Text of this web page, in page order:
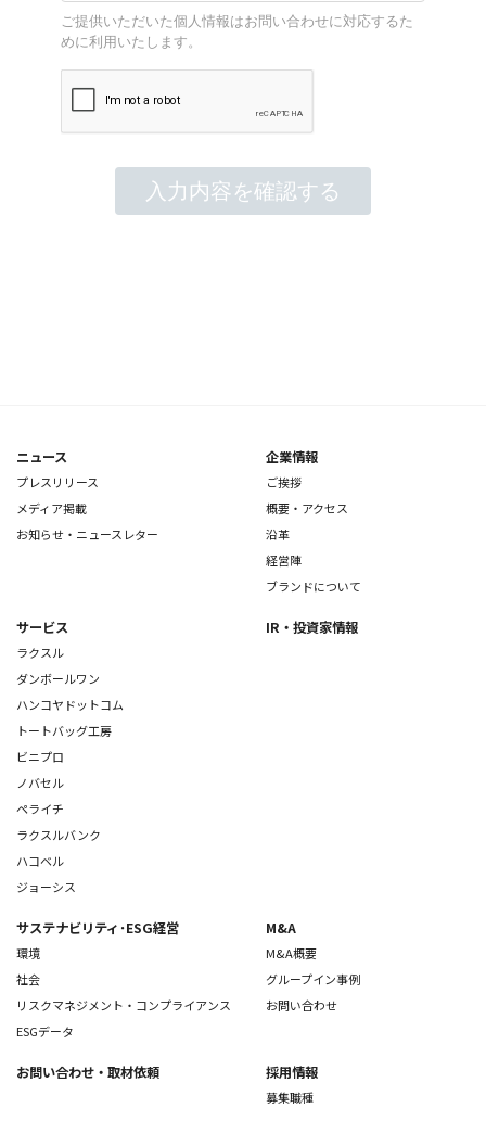
ニュース
プレスリリース
メディア掲載
お知らせ・ニュースレター
企業情報
ご挨拶
概要・アクセス
沿革
経営陣
ブランドについて
サービス
ラクスル
ダンボールワン
ハンコヤドットコム
トートバッグ工房
ビニプロ
ノバセル
ペライチ
ラクスルバンク
ハコベル
ジョーシス
IR・投資家情報
サステナビリティ･ESG経営
環境
社会
リスクマネジメント・コンプライアンス
ESGデータ
M&A
M&A概要
グループイン事例
お問い合わせ
お問い合わせ ・取材依頼 採用情報
募集職種